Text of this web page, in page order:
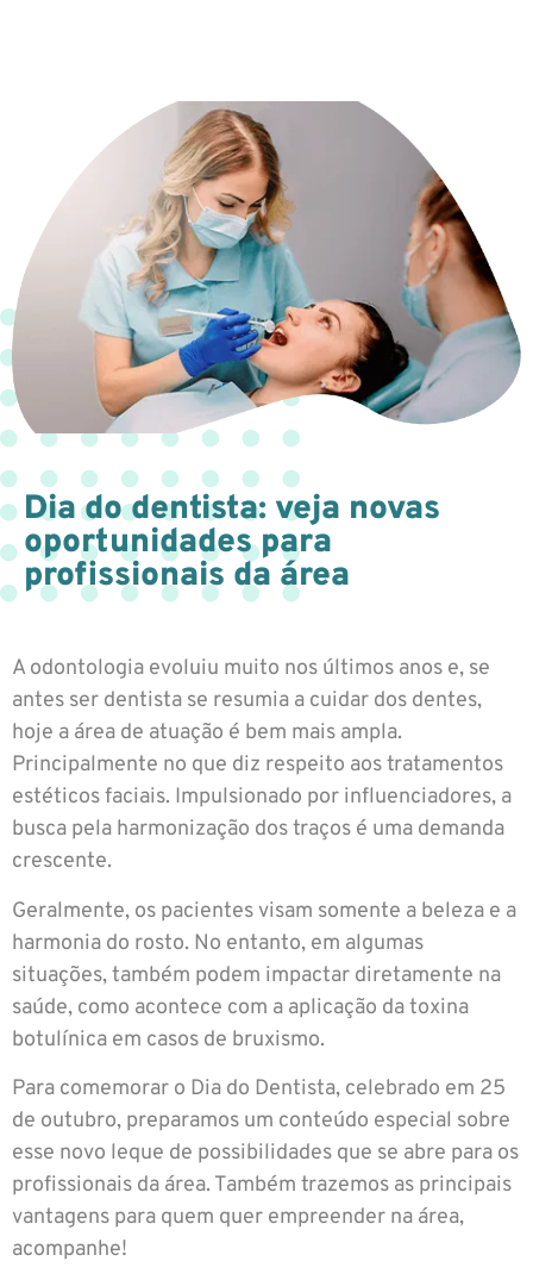
Dia do dentista: veja novas
oportunidades para
profissionais da área
A odontologia evoluiu muito nos últimos anos e, se
antes ser dentista se resumia a cuidar dos dentes,
hoje a área de atuação é bem mais ampla.
Principalmente no que diz respeito aos tratamentos
estéticos faciais. Impulsionado por influenciadores, a
busca pela harmonização dos traços é uma demanda
crescente.
Geralmente, os pacientes visam somente a beleza e a
harmonia do rosto. No entanto, em algumas
situações, também podem impactar diretamente na
saúde, como acontece com a aplicação da toxina
botulínica em casos de bruxismo.
Para comemorar o Dia do Dentista, celebrado em 25
de outubro, preparamos um conteúdo especial sobre
esse novo leque de possibilidades que se abre para os
profissionais da área. Também trazemos as principais
vantagens para quem quer empreender na área,
acompanhe!